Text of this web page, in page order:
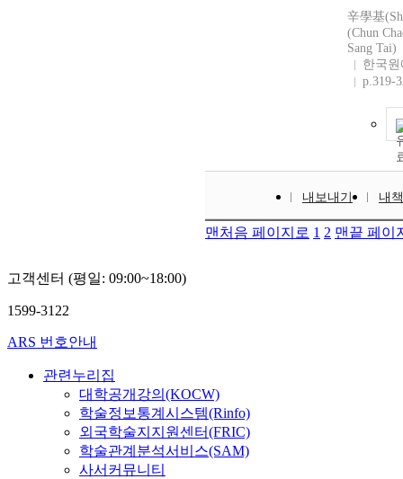
辛學基
(Chun
Sang Tai)
한국
p.319-
내보내기 내
맨처음 페이지로 1 2 맨끝 페이
고객센터 (평일: 09:00~18:00)
1599-3122
ARS 번호안내
관련누리집
대학공개강의(KOCW)
학술정보통계시스템(Rinfo)
외국학술지지원센터(FRIC)
학술관계분석서비스(SAM)
사서커뮤니티